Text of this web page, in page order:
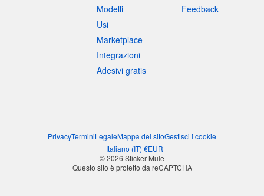
Modelli
Usi
Marketplace
Integrazioni
Adesivi gratis
Feedback
PrivacyTerminiLegaleMappa del sitoGestisci i cookie
Italiano (IT) €EUR
© 2026 Sticker Mule
Questo sito è protetto da reCAPTCHA